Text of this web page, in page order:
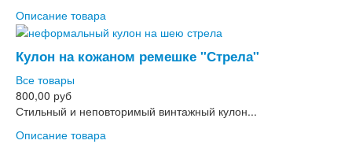
Описание товара
Кулон на кожаном ремешке "Стрела"
Все товары
800,00 руб
Стильный и неповторимый винтажный кулон...
Описание товара